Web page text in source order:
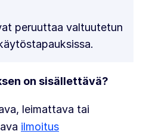
peruuttaa valtuutetun
on sisällettävä?
leimattava tai
ilmoitus